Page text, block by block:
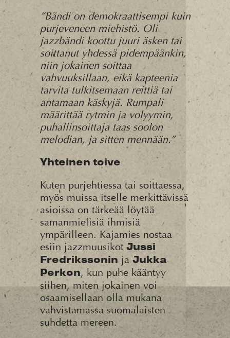
”Bändi on demokraattisempi kuin
purjeveneen miehistö. Oli
jazzbändi koottu juuri äsken tai
soittanut yhdessä pidempäänkin,
niin jokainen soittaa
vahvuuksillaan, eikä kapteenia
tarvita tulkitsemaan reittiä tai
antamaan käskyjä. Rumpali
määrittää rytmin ja volyymin,
puhallinsoittaja taas soolon
melodian, ja sitten mennään.”
Yhteinen toive
Kuten purjehtiessa tai soittaessa,
myös muissa itselle merkittävissä
asioissa on tärkeää löytää
samanmielisiä ihmisiä
ympärilleen. Kajamies nostaa
esiin jazzmuusikotJussi
Fredrikssonin ja Jukka
Perkon, kun puhe kääntyy
siihen, miten jokainen voi
osaamisellaan olla mukana
vahvistamassa suomalaisten
suhdetta mereen.